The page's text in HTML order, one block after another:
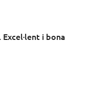
i bona